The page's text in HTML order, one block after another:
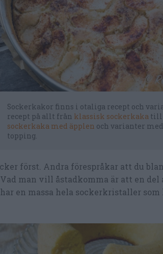
Sockerkakor finns i otaliga recept och
recept på allt från klassisk sockerkaka till
sockerkaka med äpplen och varianter
topping.
först. Andra förespråkar att du
man vill åstadkomma är att en del
en massa hela sockerkristaller